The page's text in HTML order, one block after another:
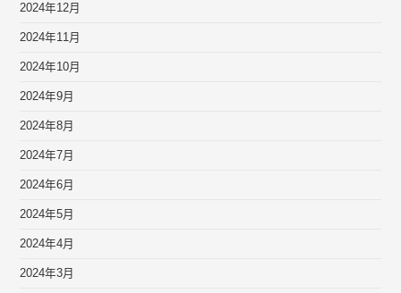
2024年12月
2024年11月
2024年10月
2024年9月
2024年8月
2024年7月
2024年6月
2024年5月
2024年4月
2024年3月